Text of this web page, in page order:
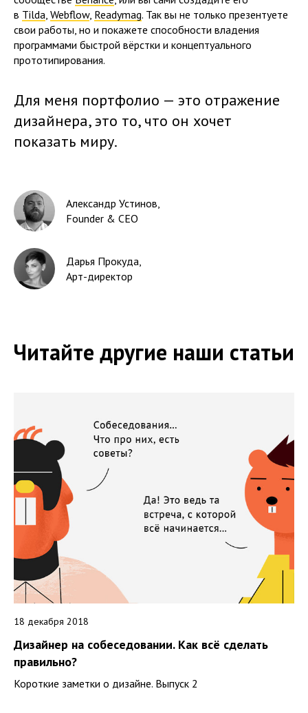
Александр Устинов
Founder & CEO
Дарья Прокуда
Арт-директор
в Tilda Webflow, Readymag. Так вы не только презентуете
свои работы, но и покажете способности владения
программами быстрой вёрстки и концептуального
прототипирования.
Для меня портфолио — это отражение
дизайнера, это то, что он хочет
показать миру.
Читайте другие наши статьи
18 декабря 2018
Дизайнер на собеседовании. Как всё сделать
правильно?
Короткие заметки о дизайне. Выпуск 2